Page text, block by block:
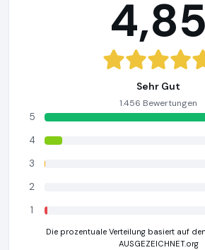
4,85
Sehr Gut
1.456 Bewertungen
5
4
3
2
1
Die prozentuale Verteilung basiert auf
AUSGEZEICHNET.org